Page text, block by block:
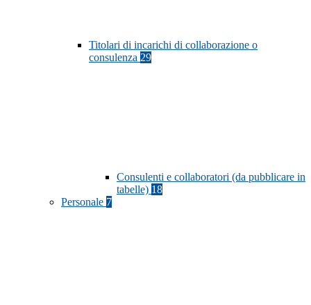
Titolari di incarichi di collaborazione o
consulenza 29
Consulenti e collaboratori (da pubblicare in
tabelle) 18
Personale 7